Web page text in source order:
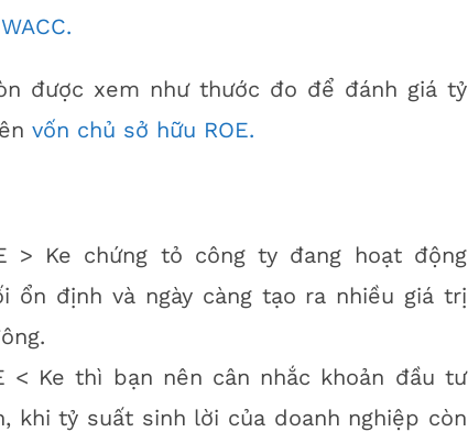
được xem như thước đo để đánh giá tỷ
vốn chủ sở hữu ROE.
> Ke chứng tỏ công ty đang hoạt động
ổn định và ngày càng tạo ra nhiều giá trị
< Ke thì bạn nên cân nhắc khoản đầu tư
khi tỷ suất sinh lời của doanh nghiệp còn